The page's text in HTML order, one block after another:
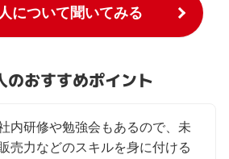
について聞いてみる
のおすすめポイント
内研修や勉強会もあるので、未
売力などのスキルを身に付ける